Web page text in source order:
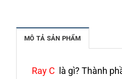
MÔ TẢ SẢN PHẨM
Ray C là gì? Thành